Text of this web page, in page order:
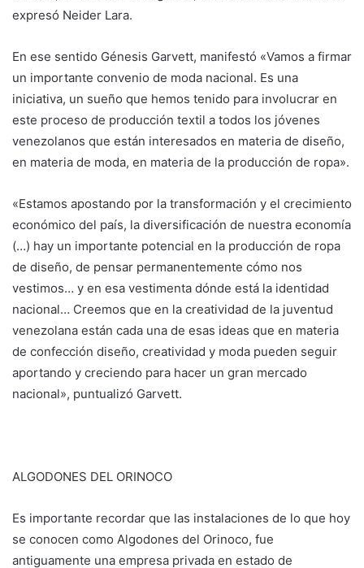
expresó Neider Lara.
En ese sentido Génesis Garvett, manifestó «Vamos a firmar
un importante convenio de moda nacional. Es una
iniciativa, un sueño que hemos tenido para involucrar en
este proceso de producción textil a todos los jóvenes
venezolanos que están interesados en materia de diseño,
en materia de moda, en materia de la producción de ropa».
«Estamos apostando por la transformación y el crecimiento
económico del país, la diversificación de nuestra economía
(…) hay un importante potencial en la producción de ropa
de diseño, de pensar permanentemente cómo nos
vestimos… y en esa vestimenta dónde está la identidad
nacional… Creemos que en la creatividad de la juventud
venezolana están cada una de esas ideas que en materia
de confección diseño, creatividad y moda pueden seguir
aportando y creciendo para hacer un gran mercado
nacional», puntualizó Garvett.
ALGODONES DEL ORINOCO
Es importante recordar que las instalaciones de lo que hoy
se conocen como Algodones del Orinoco, fue
antiguamente una empresa privada en estado de